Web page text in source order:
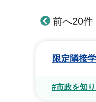
前へ20件
限定隣接
#市政を知